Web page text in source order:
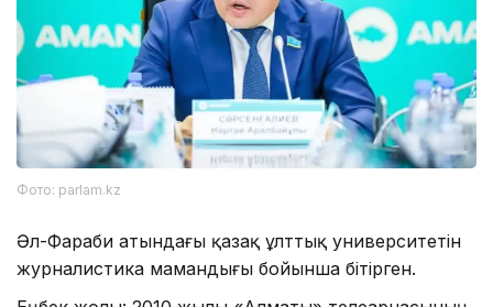
Фото: parlam.kz
Әл-Фараби атындағы қазақ ұлттық университетін
журналистика мамандығы бойынша бітірген.